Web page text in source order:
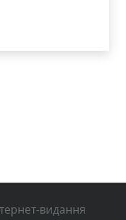
видання